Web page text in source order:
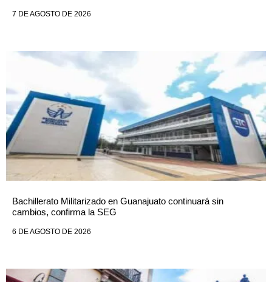
7 DE AGOSTO DE 2026
Bachillerato Militarizado en Guanajuato continuará sin
cambios, confirma la SEG
6 DE AGOSTO DE 2026